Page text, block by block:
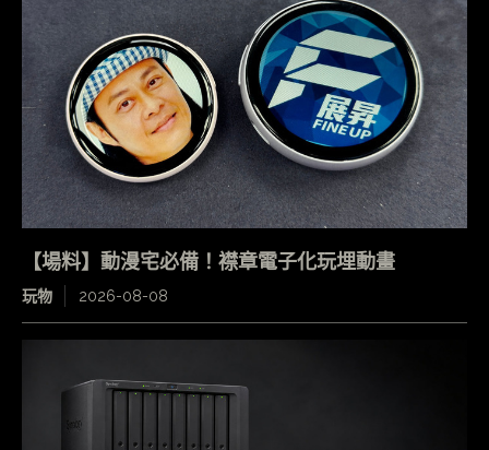
【場料】動漫宅必備！襟章電子化玩埋動畫
玩物 2026-08-08